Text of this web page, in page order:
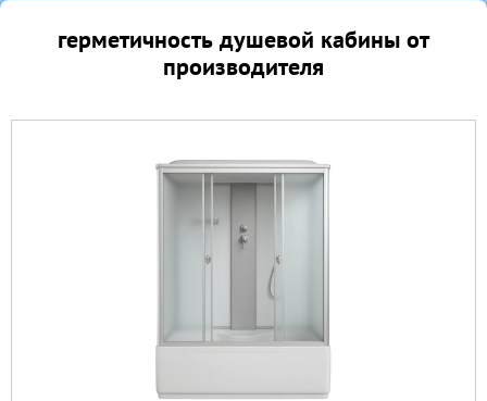
герметичность душевой кабины от
производителя